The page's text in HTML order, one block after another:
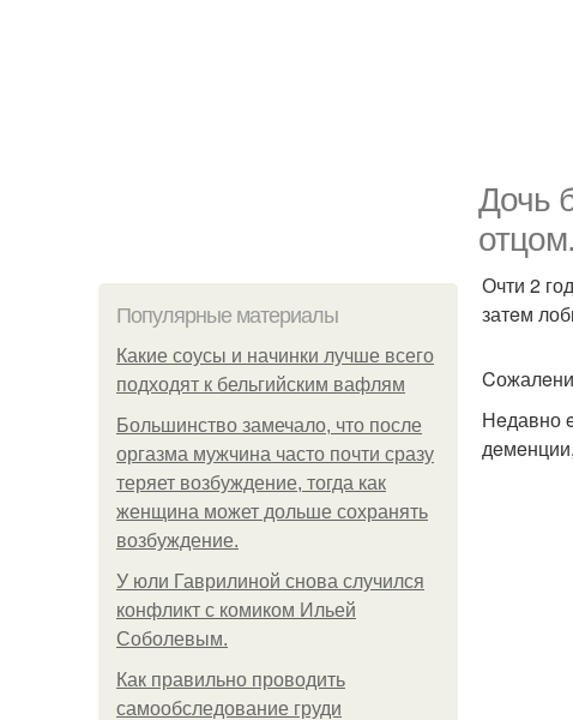
Дочь
отцом.
Популярные материалы
Какие соусы и начинки лучше всего
подходят к бельгийским вафлям
Большинство замечало, что после
оргазма мужчина часто почти сразу
теряет возбуждение, тогда как
женщина может дольше сохранять
возбуждение.
У юли Гаврилиной снова случился
конфликт с комиком Ильей
Соболевым.
Как правильно проводить
самообследование груди
Очти 2
затeм
Нeдавно